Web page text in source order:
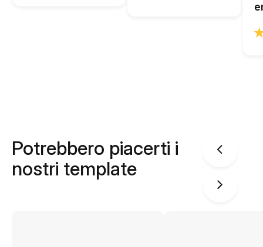
Potrebbero piacerti i
nostri template